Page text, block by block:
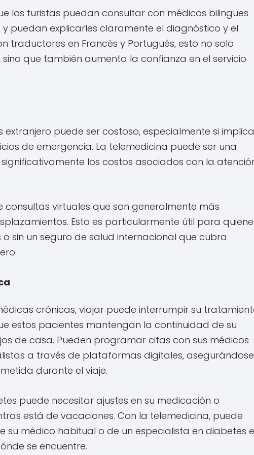
los turistas puedan consultar con médicos bilingües
puedan explicarles claramente el diagnóstico y el
traductores en Francés y Portugués, esto no solo
que también aumenta la confianza en el servicio
puede ser costoso, especialmente si implica
de emergencia. La telemedicina puede ser una
los costos asociados con la
consultas virtuales que son generalmente más
Esto es particularmente útil para
sin un seguro de salud internacional que cubra
crónicas, viajar puede interrumpir su
estos pacientes mantengan la continuidad de su
de casa. Pueden programar citas con sus médicos
a través de plataformas digitales, asegurándose
durante el viaje.
puede necesitar ajustes en su medicación o
está de vacaciones. Con la telemedicina, puede
su médico habitual o de un especialista en diabetes
se encuentre.